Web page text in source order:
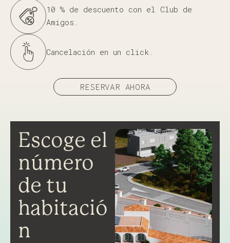
10 % de descuento con el Club de
Amigos.
Cancelación en un click.
RESERVAR AHORA
Escoge el
número
de tu
habitació
n